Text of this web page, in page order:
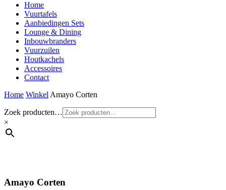
Home
Vuurtafels
Aanbiedingen Sets
Lounge & Dining
Inbouwbranders
Vuurzuilen
Houtkachels
Accessoires
Contact
Home Winkel Amayo Corten
Zoek producten…
×
Amayo Corten